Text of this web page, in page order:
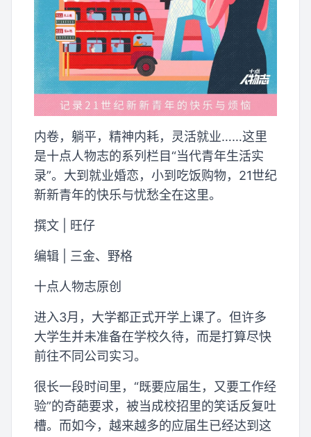
内卷，躺平，精神内耗，灵活就业……这里
是十点人物志的系列栏目“当代青年生活实
录”。大到就业婚恋，小到吃饭购物，21世纪
新新青年的快乐与忧愁全在这里。
撰文 | 旺仔
编辑 | 三金、野格
十点人物志原创
进入3月，大学都正式开学上课了。但许多
大学生并未准备在学校久待，而是打算尽快
前往不同公司实习。
很长一段时间里，“既要应届生，又要工作经
验”的奇葩要求，被当成校招里的笑话反复吐
槽。而如今，越来越多的应届生已经达到这